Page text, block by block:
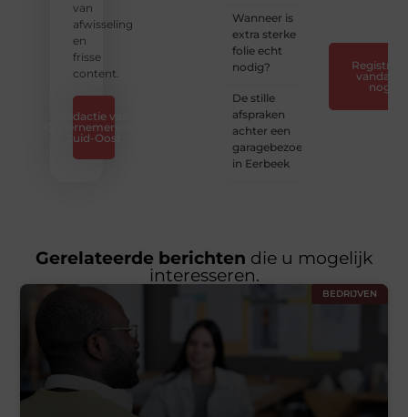
van
afwisseling
en
frisse
content.
Redactie van
Ondernemershuis
Zuid-Oost
Wanneer is
extra sterke
folie echt
nodig?
De stille
afspraken
achter een
garagebezoek
in Eerbeek
Registreer
vandaag
nog
Gerelateerde berichten die u mogelijk
interesseren.
BEDRIJVEN